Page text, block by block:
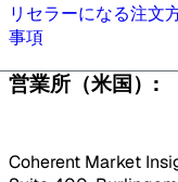
リセラーになる注文
事項
営業所（米国）:
Coherent Market